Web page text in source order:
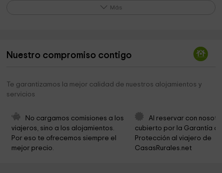
Iglesia de San Julian 0,2 km
El Plantío
Iglesia de San Andrés Apostol
La Ermita de la Piedad
Cofradía De La Sta.Vera Cruz 0,4 km
Más
Nuestro compromiso contigo
Te garantizamos la mejor calidad de nuestros alojamientos y
servicios
No cargamos comisiones a los
viajeros, sino a los alojamientos.
Por eso te ofrecemos siempre el
mejor precio.
Al reservar con
cubierto por la Garantía
Protección al viajero de
CasasRurales.net